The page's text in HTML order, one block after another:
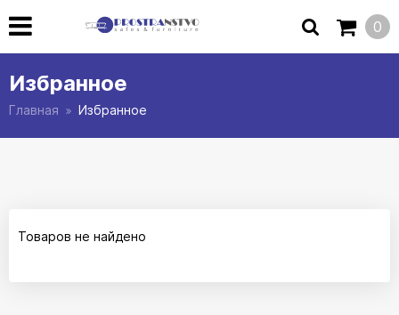
0
Избранное
Главная Избранное
Товаров не найдено